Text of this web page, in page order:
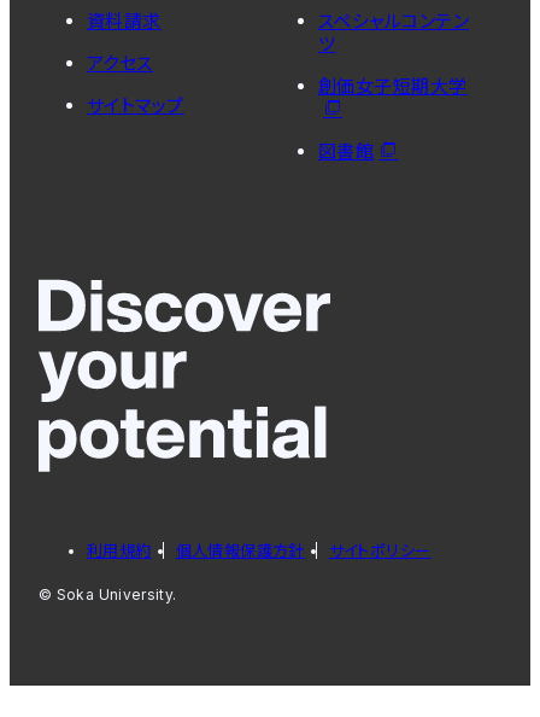
資料請求
アクセス
サイトマップ
スペシャルコンテン
ツ
創価女子短期大学
図書館
利用規約 個人情報保護方針 サイトポリシー
© Soka University.